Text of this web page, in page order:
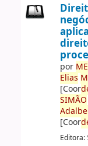
por ME
Elias
[Coor
SIMÃO
[Coor
Editora: